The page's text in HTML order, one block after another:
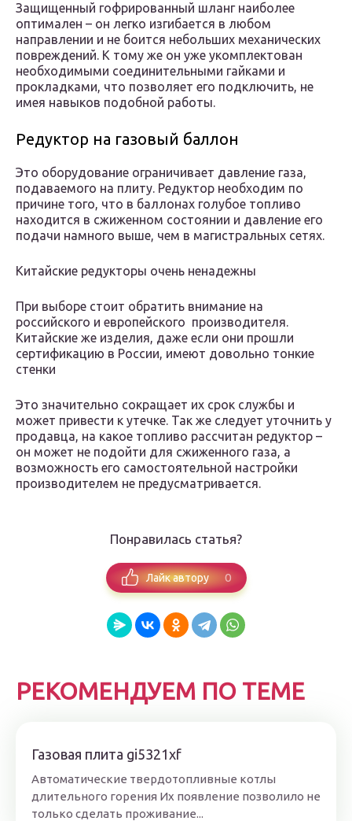
Защищенный гофрированный шланг наиболее
оптимален – он легко изгибается в любом
направлении и не боится небольших механических
повреждений. К тому же он уже укомплектован
необходимыми соединительными гайками и
прокладками, что позволяет его подключить, не
имея навыков подобной работы.
Редуктор на газовый баллон
Это оборудование ограничивает давление газа,
подаваемого на плиту. Редуктор необходим по
причине того, что в баллонах голубое топливо
находится в сжиженном состоянии и давление его
подачи намного выше, чем в магистральных сетях.
Китайские редукторы очень ненадежны
При выборе стоит обратить внимание на
российского и европейского производителя.
Китайские же изделия, даже если они прошли
сертификацию в России, имеют довольно тонкие
стенки
Это значительно сокращает их срок службы и
может привести к утечке. Так же следует уточнить у
продавца, на какое топливо рассчитан редуктор –
он может не подойти для сжиженного газа, а
возможность его самостоятельной настройки
производителем не предусматривается.
Понравилась статья?
Лайк автору 0
РЕКОМЕНДУЕМ ПО ТЕМЕ
Газовая плита gi5321xf
Автоматические твердотопливные котлы
длительного горения Их появление позволило не
только сделать проживание...